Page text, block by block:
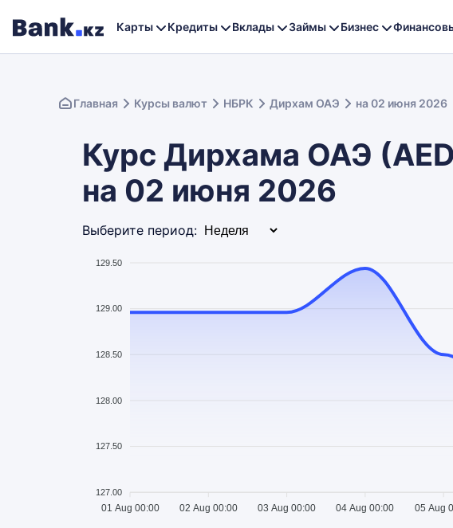
Карты Кредиты Вклады Займы Бизнес
Главная Курсы валют НБРК Дирхам ОАЭ на 02 июня 2026
Курс Дирхама ОАЭ
на 02 июня 2026
Выберите период:
129.50
129.00
128.50
128.00
127.50
127.00
01 Aug 00:00 02 Aug 00:00 03 Aug 00:00 04 Aug 00:00 05 Aug